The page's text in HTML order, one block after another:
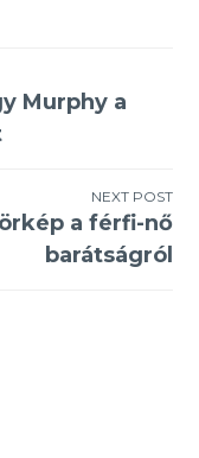
Murphy a
NEXT POST
a férfi-nő
barátságról